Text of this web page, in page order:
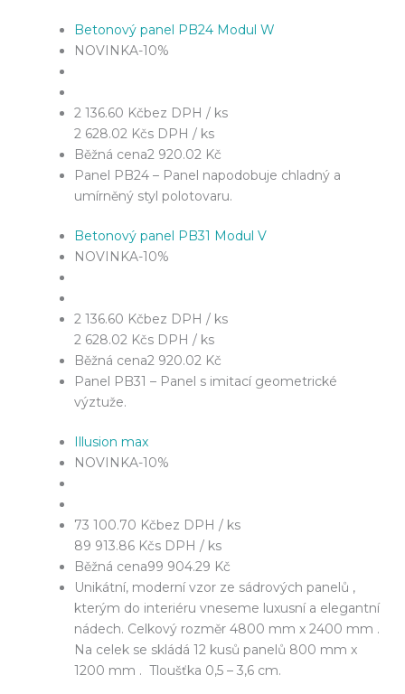
Betonový panel PB24 Modul W
NOVINKA-10%
2 136.60 Kčbez DPH / ks
2 628.02 Kčs DPH / ks
Běžná cena2 920.02 Kč
Panel PB24 – Panel napodobuje chladný a
umírněný styl polotovaru.
Betonový panel PB31 Modul V
NOVINKA-10%
2 136.60 Kčbez DPH / ks
2 628.02 Kčs DPH / ks
Běžná cena2 920.02 Kč
Panel PB31 – Panel s imitací geometrické
výztuže.
Illusion max
NOVINKA-10%
73 100.70 Kčbez DPH / ks
89 913.86 Kčs DPH / ks
Běžná cena99 904.29 Kč
Unikátní, moderní vzor ze sádrových panelů ,
kterým do interiéru vneseme luxusní a elegantní
nádech. Celkový rozměr 4800 mm x 2400 mm .
Na celek se skládá 12 kusů panelů 800 mm x
1200 mm . Tloušťka 0,5 – 3,6 cm.